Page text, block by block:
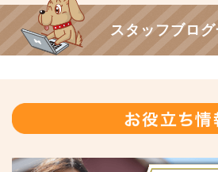
スタッフブロ